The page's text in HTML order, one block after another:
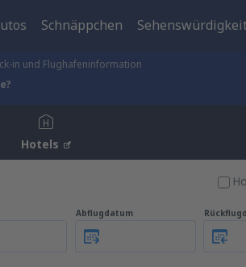
Schnäppchen
in und Flughafeninformation
Hotels
Abflugdatum